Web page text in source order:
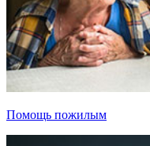
Помощь пожилым